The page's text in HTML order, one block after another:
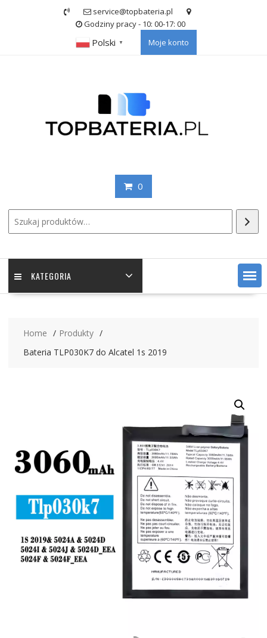
service@topbateria.pl
Godziny pracy - 10: 00-17: 00
Polski ▼ Moje konto
0
KATEGORIA
Home
Produkty
Bateria TLP030K7 do Alcatel 1s 2019